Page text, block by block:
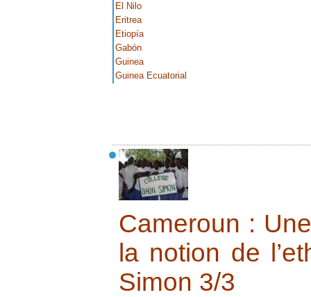
El Nilo
Eritrea
Etiopía
Gabón
Guinea
Guinea Ecuatorial
Cameroun :
la notion de
Simon 3/3